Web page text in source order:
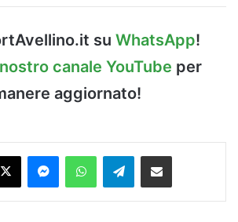
su WhatsApp!
nostro canale YouTube per
aggiornato!
X MessengerWhatsAppTelegramCondividi via Email